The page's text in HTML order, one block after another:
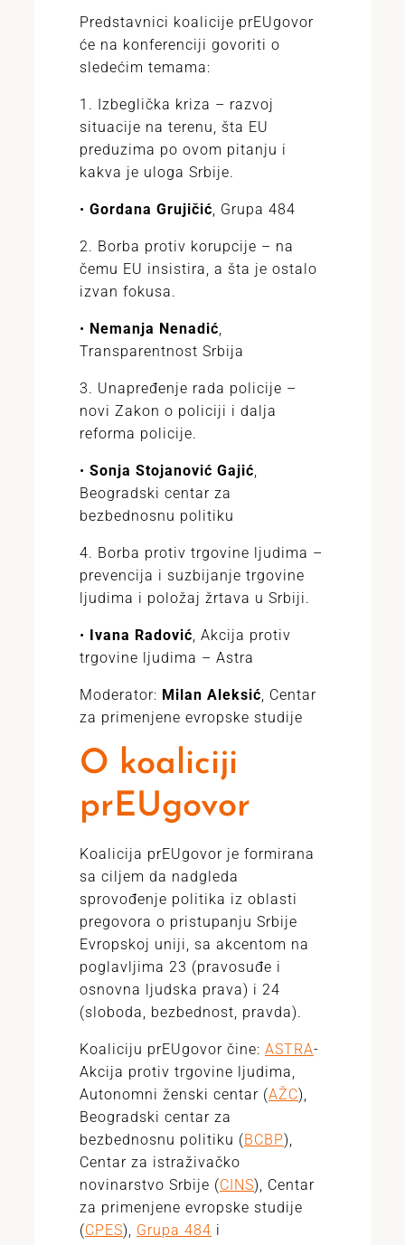
Predstavnici koalicije prEUgovor
će na konferenciji govoriti o
sledećim temama:
1. Izbeglička kriza – razvoj
situacije na terenu, šta EU
preduzima po ovom pitanju i
kakva je uloga Srbije.
• Gordana Grujičić, Grupa 484
2. Borba protiv korupcije – na
čemu EU insistira, a šta je ostalo
izvan fokusa.
• Nemanja Nenadić,
Transparentnost Srbija
3. Unapređenje rada policije –
novi Zakon o policiji i dalja
reforma policije.
• Sonja Stojanović Gajić,
Beogradski centar za
bezbednosnu politiku
4. Borba protiv trgovine ljudima –
prevencija i suzbijanje trgovine
ljudima i položaj žrtava u Srbiji.
• Ivana Radović, Akcija protiv
trgovine ljudima – Astra
Moderator: Milan Aleksić, Centar
za primenjene evropske studije
O koaliciji
prEUgovor
Koalicija prEUgovor je formirana
sa ciljem da nadgleda
sprovođenje politika iz oblasti
pregovora o pristupanju Srbije
Evropskoj uniji, sa akcentom na
poglavljima 23 (pravosuđe i
osnovna ljudska prava) i 24
(sloboda, bezbednost, pravda).
Koaliciju prEUgovor čine: ASTRA-
Akcija protiv trgovine ljudima,
Autonomni ženski centar (AŽC),
Beogradski centar za
bezbednosnu politiku (BCBP),
Centar za istraživačko
novinarstvo Srbije (CINS), Centar
za primenjene evropske studije
(CPES), Grupa 484 i